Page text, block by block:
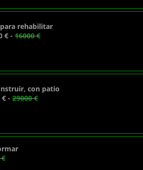
rehabilitar
€ -16000 €
con patio
€ -29000 €